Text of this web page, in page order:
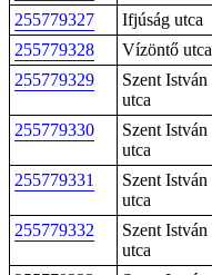
255779327
Ifjúság utca
255779328
Vízöntő utca
255779329
Szent István
utca
255779330
Szent István
utca
255779331
Szent István
utca
255779332
Szent István
utca